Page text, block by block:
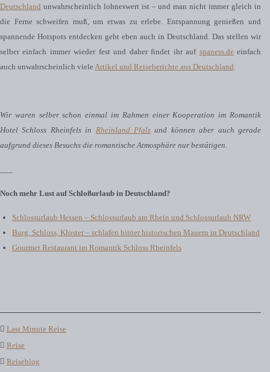
Deutschland unwahrscheinlich lohneswert ist – und man nicht immer gleich in
die Ferne schweifen muß, um etwas zu erlebe. Entspannung genießen und
spannende Hotspots entdecken geht eben auch in Deutschland. Das stellen wir
selber einfach immer wieder fest und daher findet ihr auf spaness.deeinfach
auch unwahrscheinlich viele Artikel und Reiseberichte aus Deutschland
Wir waren selber schon einmal im Rahmen einer Kooperation im Romantik
Hotel Schloss Rheinfels in Rheinland Pfalz und können aber auch gerade
aufgrund dieses Besuchs die romantische Atmosphäre nur bestätigen.
Noch mehr Lust auf Schloßurlaub in Deutschland?
Schlossurlaub Hessen – Schlossurlaub am Rhein und Schlossurlaub NRW
Burg, Schloss, Kloster – schlafen hinter historischen Mauern in Deutschland
Gourmet Restaurant im Romantik Schloss Rheinfels
Last Minute Reise
Reise
Reiseblog